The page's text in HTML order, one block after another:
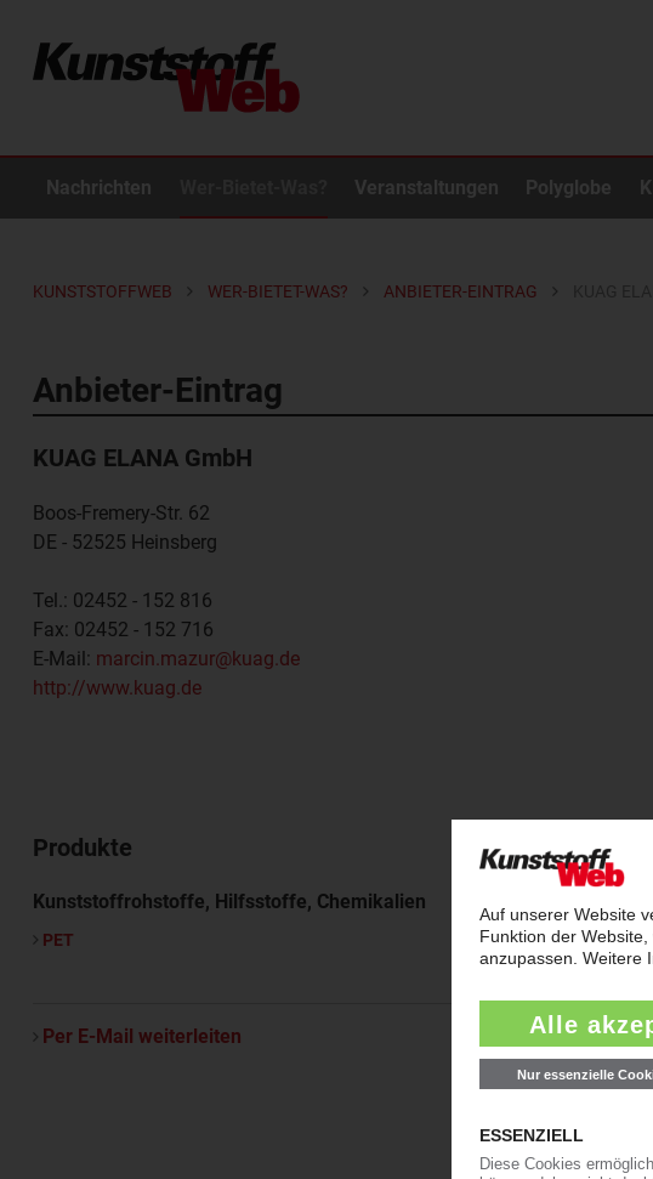
Nachrichten Veranstaltungen Polyglobe
KUNSTSTOFFWEB WER-BIETET-WAS? ANBIETER-EINTRAG
Anbieter-Eintrag
KUAG ELANA GmbH
Boos-Fremery-Str. 62
DE - 52525 Heinsberg
Tel.: 02452 - 152 816
Fax: 02452 - 152 716
E-Mail: marcin.mazur@kuag.de
http://www.kuag.de
Produkte
Kunststoffrohstoffe, Hilfsstoffe, Chemikalien
PET
Per E-Mail weiterleiten